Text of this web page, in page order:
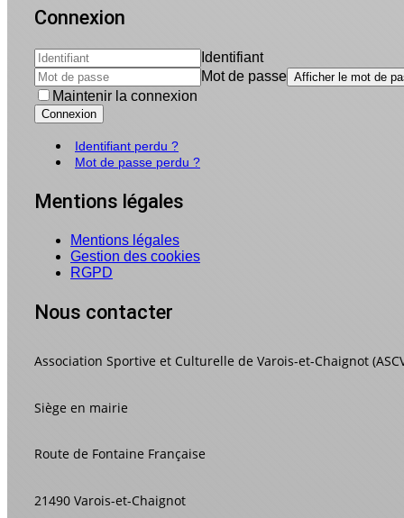
Connexion
Identifiant
Mot de passe Afficher le mot de
Maintenir la connexion
Connexion
Identifiant perdu ?
Mot de passe perdu ?
Mentions légales
Mentions légales
Gestion des cookies
RGPD
Nous contacter
Association Sportive et Culturelle de Varois-et-Chaignot
Siège en mairie
Route de Fontaine Française
21490 Varois-et-Chaignot